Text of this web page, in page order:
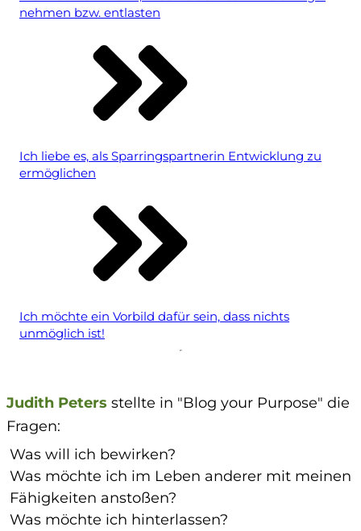
nehmen bzw. entlasten
Ich liebe es, als Sparringspartnerin Entwicklung zu
ermöglichen
Ich möchte ein Vorbild dafür sein, dass nichts
unmöglich ist!
Judith Peters stellte in "Blog your Purpose" die
Fragen:
Was will ich bewirken?
Was möchte ich im Leben anderer mit meinen
Fähigkeiten anstoßen?
Was möchte ich hinterlassen?